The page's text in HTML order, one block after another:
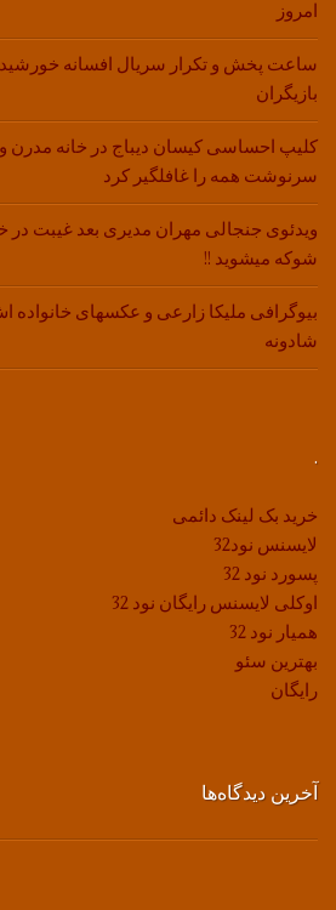
امروز
ساعت پخش و تکرار سریال افسانه خورشید
بازیگران
کلیپ احساسی کیسان دیباج در خانه مدرن
سرنوشت همه را غافلگیر کرد
ویدئوی جنجالی مهران مدیری بعد غیبت در
شوکه میشوید !!
بیوگرافی ملیکا زارعی و عکسهای
شادونه
.
خرید بک لینک دائمی
لایسنس نود32
پسورد نود 32
اوکلی لایسنس رایگان نود 32
همیار نود 32
بهترین سئو
رایگان
آخرین دیدگاه‌ها